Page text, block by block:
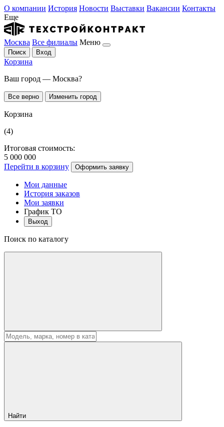
О компании История Новости Выставки Вакансии Контакты
Еще
Москва Все филиалы Меню
Поиск Вход
Корзина
Ваш город — Москва?
Все верно Изменить город
Корзина
(4)
Итоговая стоимость:
5 000 000
Перейти в корзину
Оформить заявку
Мои данные
История заказов
Мои заявки
График ТО
Выход
Поиск по каталогу
Найти